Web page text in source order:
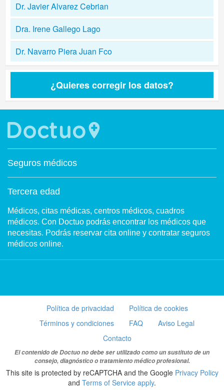
Dr. Javier Alvarez Cebrian
Dra. Irene Gallego Lago
Dr. Navarro Piera Juan Fco
¿Quieres corregir los datos?
Seguros médicos
Tercera edad
Médicos, citas médicas, centros médicos, cuadros
médicos. Con Doctuo podrás encontrar los médicos que
necesitas. Podrás reservar cita online y contratar seguros
médicos online.
Política de privacidad
Política de cookies
Términos y condiciones
FAQ
Aviso Legal
Contacto
El contenido de Doctuo no debe ser utilizado como un sustituto de un
consejo, diagnóstico o tratamiento médico profesional.
This site is protected by reCAPTCHA and the Google Privacy Policy
and Terms of Service apply.